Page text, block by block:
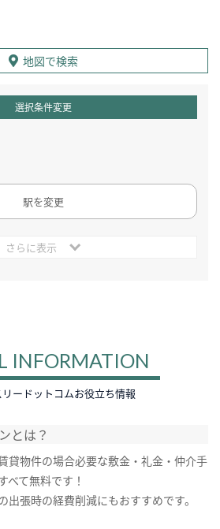
地図で検索
選択条件変更
駅を変更
さらに表示
INFORMATION
ードットコムお役立ち情報
とは？
貸物件の場合必要な敷金・礼金・仲介手
べて無料です！
出張時の経費削減にもおすすめです。